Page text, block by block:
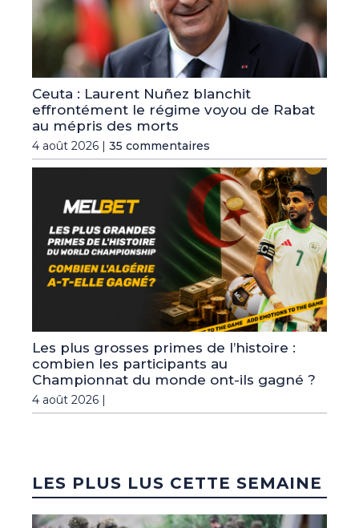
Ceuta : Laurent Nuñez blanchit
effrontément le régime voyou de Rabat
au mépris des morts
4 août 2026 | 35 commentaires
Les plus grosses primes de l’histoire :
combien les participants au
Championnat du monde ont-ils gagné ?
4 août 2026 |
LES PLUS LUS CETTE SEMAINE